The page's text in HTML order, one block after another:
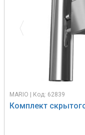
MARIO | Код: 62839
Комплект